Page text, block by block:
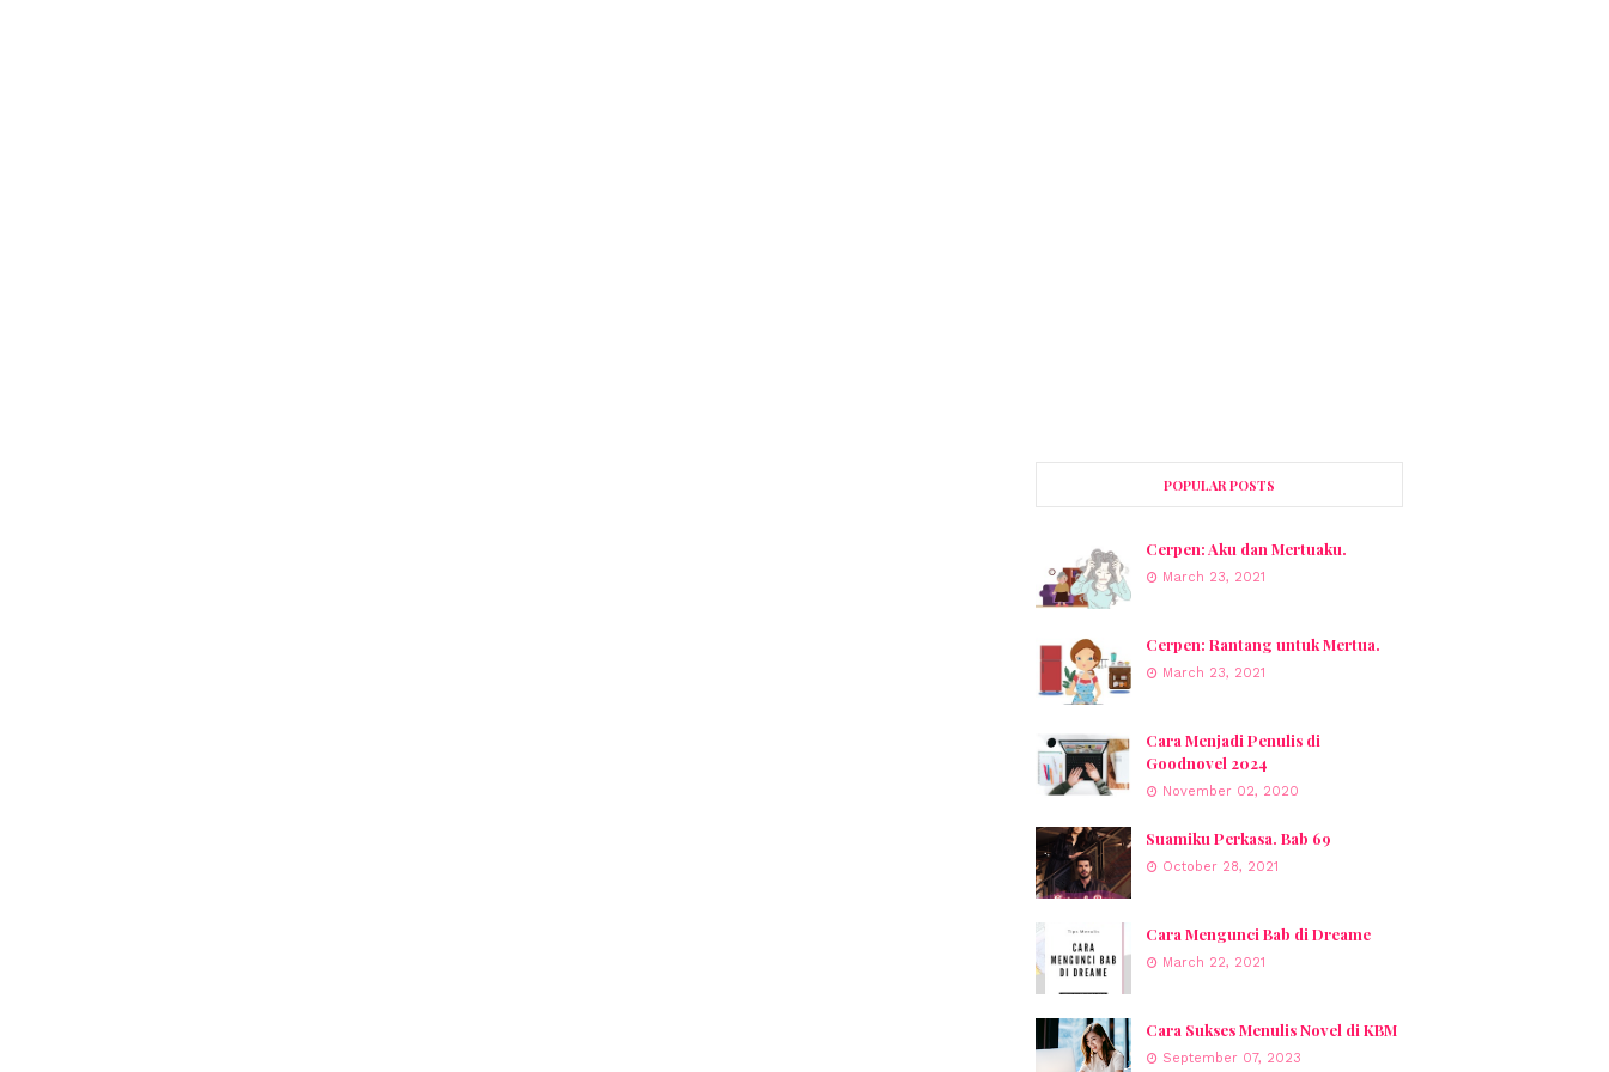
POPULAR POSTS
Cerpen: Aku dan Mertuaku.
March 23, 2021
Cerpen: Rantang untuk Mertua.
March 23, 2021
Cara Menjadi Penulis di
Goodnovel 2024
November 02, 2020
Suamiku Perkasa. Bab 69
October 28, 2021
Cara Mengunci Bab di Dreame
March 22, 2021
Cara Sukses Menulis Novel di KBM
September 07, 2023